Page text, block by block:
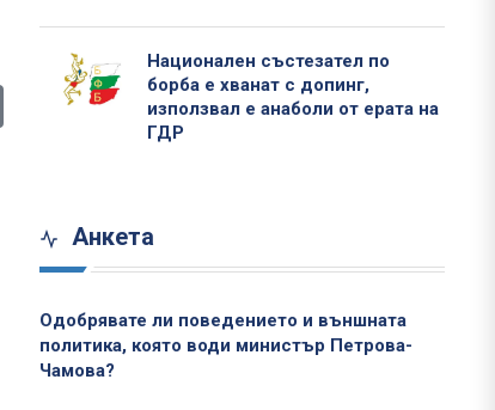
Национален състезател по
борба е хванат с допинг,
използвал е анаболи от ерата на
ГДР
Анкета
Одобрявате ли поведението и външната
политика, която води министър Петрова-
Чамова?